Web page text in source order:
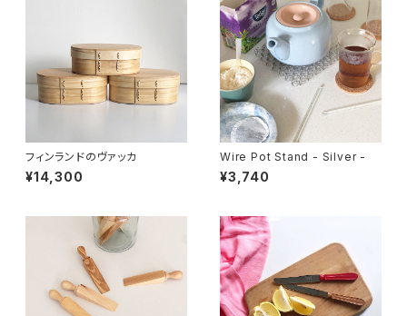
フィンランドのヴァッカ
¥14,300
Wire Pot Stand - Silver -
¥3,740